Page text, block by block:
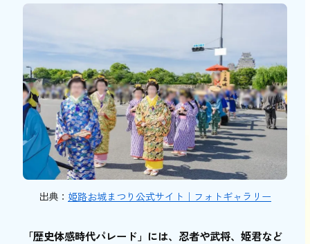
出典： 姫路お城まつり公式サイト｜フォトギャラリー
「歴史体感時代パレード」には、忍者や武将、姫君など